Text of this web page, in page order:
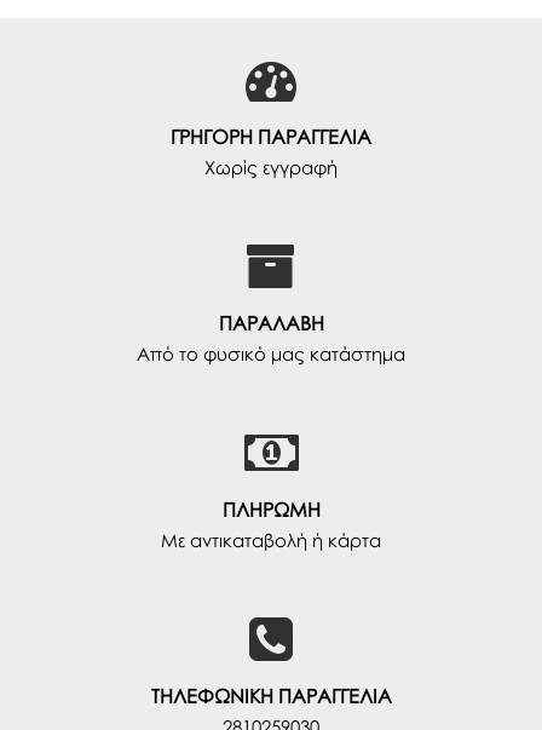
ΓΡΗΓΟΡΗ ΠΑΡΑΓΓΕΛΙΑ
Χωρίς εγγραφή
ΠΑΡΑΛΑΒΗ
Από το φυσικό μας κατάστημα
ΠΛΗΡΩΜΗ
Με αντικαταβολή ή κάρτα
ΤΗΛΕΦΩΝΙΚΗ ΠΑΡΑΓΓΕΛΙΑ